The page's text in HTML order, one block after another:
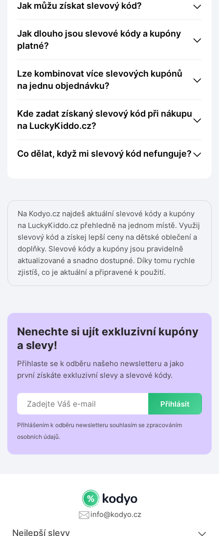
Na Kodyo.cz najdeš aktuální slevové kódy a kupóny
na LuckyKiddo.cz přehledně na jednom místě. Využij
slevový kód a získej lepší ceny na dětské oblečení a
doplňky. Slevové kódy a kupóny jsou pravidelně
aktualizované a snadno dostupné. Díky tomu rychle
zjistíš, co je aktuální a připravené k použití.
Jak můžu získat slevový kód?
Jak dlouho jsou slevové kódy a kupóny
platné?
Lze kombinovat více slevových kupónů
na jednu objednávku?
Kde zadat získaný slevový kód při nákupu
na LuckyKiddo.cz?
Co dělat, když mi slevový kód nefunguje?
Nenechte si ujít exkluzivní kupóny
a slevy!
Přihlaste se k odběru našeho newsletteru a jako
první získáte exkluzivní slevy a slevové kódy.
Přihlásit
Přihlášením k odběru newsletteru souhlasím se zpracováním
osobních údajů.
info@kodyo.cz
Nejlepší slevy